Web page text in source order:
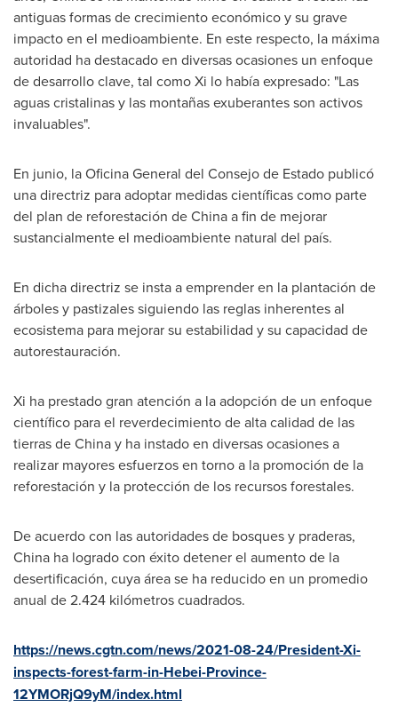
antiguas formas de crecimiento económico y su grave
impacto en el medioambiente. En este respecto, la máxima
autoridad ha destacado en diversas ocasiones un enfoque
de desarrollo clave, tal como Xi lo había expresado: "Las
aguas cristalinas y las montañas exuberantes son activos
invaluables".
En junio, la Oficina General del Consejo de Estado publicó
una directriz para adoptar medidas científicas como parte
del plan de reforestación deChinaa fin de mejorar
sustancialmente el medioambiente natural del país.
En dicha directriz se insta a emprender en la plantación de
árboles y pastizales siguiendo las reglas inherentes al
ecosistema para mejorar su estabilidad y su capacidad de
autorestauración.
Xi ha prestado gran atención a la adopción de un enfoque
científico para el reverdecimiento de alta calidad de las
tierras deChinay ha instado en diversas ocasiones a
realizar mayores esfuerzos en torno a la promoción de la
reforestación y la protección de los recursos forestales.
De acuerdo con las autoridades de bosques y praderas,
China ha logrado con éxito detener el aumento de la
desertificación, cuya área se ha reducido en un promedio
anual de 2.424 kilómetros cuadrados.
https://news.cgtn.com/news/2021-08-24/President-Xi-
inspects-forest-farm-in-Hebei-Province-
12YMORjQ9yM/index.html